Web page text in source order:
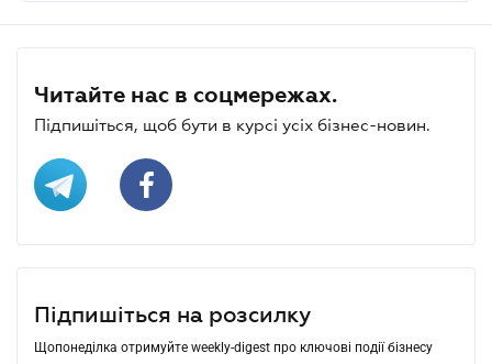
Читайте нас в соцмережах.
Підпишіться, щоб бути в курсі усіх бізнес-новин.
Підпишіться на розсилку
Щопонеділка отримуйте weekly-digest про ключові події бізнесу